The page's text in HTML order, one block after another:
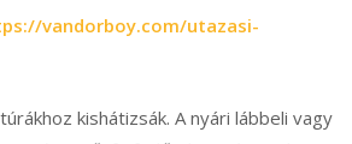
vandorboy.com/utazasi-
kishátizsák. A nyári lábbeli vagy